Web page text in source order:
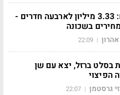
פארק הים: 3.33 מיליון לארבעה חדרים -
בשכונה
|
22:09
בסלט ברזל, יצא עם שן
הפיצוי
גרסטמן |
22:07